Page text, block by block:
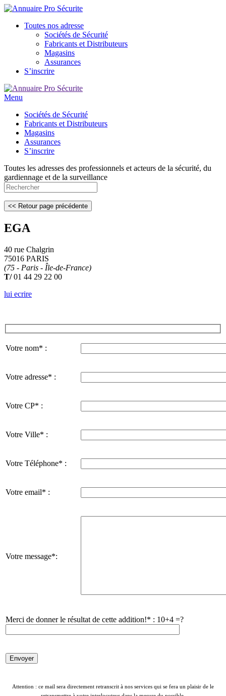
Toutes nos adresse
Sociétés de Sécurité
Fabricants et Distributeurs
Magasins
Assurances
S’inscrire
Menu
Sociétés de Sécurité
Fabricants et Distributeurs
Magasins
Assurances
S’inscrire
Toutes les adresses des professionnels et acteurs de la sécurité, du
gardiennage et de la surveillance
EGA
40 rue Chalgrin
75016 PARIS
(75 - Paris - Île-de-France)
T/01 44 29 22 00
lui ecrire
Votre nom* :
Votre adresse* :
Votre CP* :
Votre Ville* :
Votre Téléphone* :
Votre email* :
Votre message*:
Merci de donner le résultat de cette addition!* : 10+4 =?
Attention : ce mail sera directement retranscrit à nos services qui se fera un plaisir de le